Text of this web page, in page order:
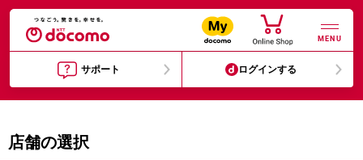
MENU
サポート ログインする
店舗の選択